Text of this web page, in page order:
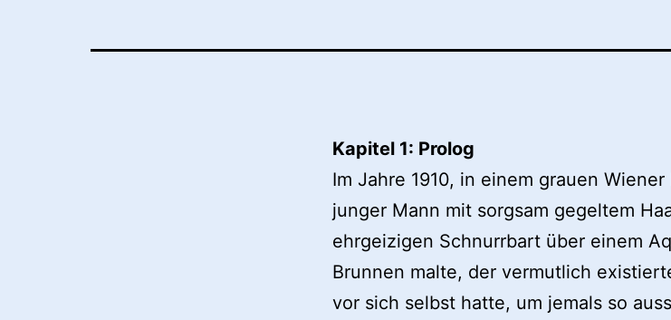
Kapitel 1: Prolog
Im Jahre 1910, in einem grauen
junger Mann mit sorgsam gegeltem
ehrgeizigen Schnurrbart über einem
Brunnen malte, der vermutlich
vor sich selbst hatte, um jemals so